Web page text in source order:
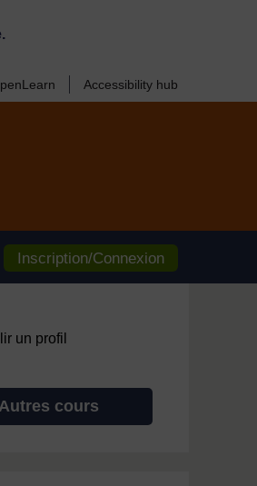
Accessibility hub
Inscription/Connexion
un profil
Autres cours